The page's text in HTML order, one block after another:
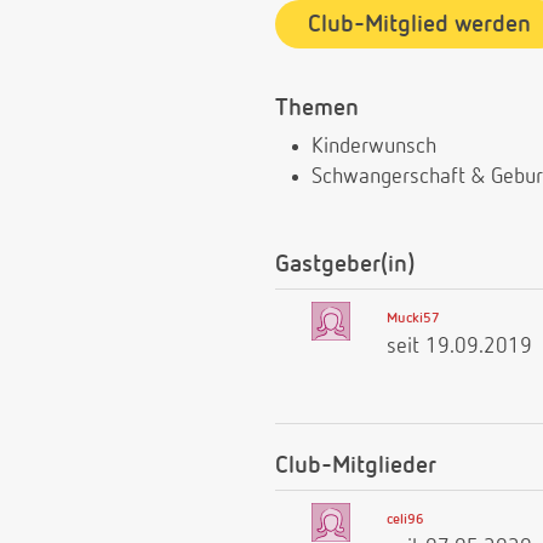
Club-Mitglied werden
Themen
Kinderwunsch
Schwangerschaft &
Gastgeber(in)
Mucki57
seit 19.09.2019
Club-Mitglieder
celi96